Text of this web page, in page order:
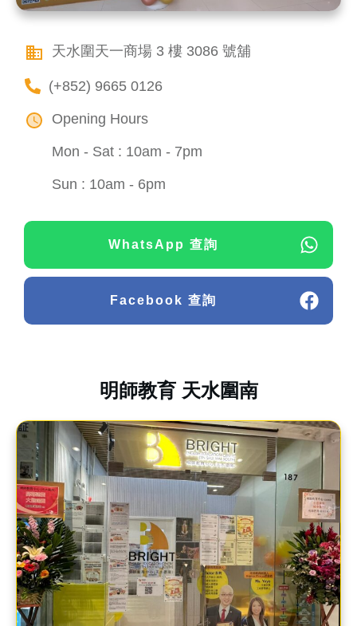
天水圍天一商場 3 樓 3086 號舖
(+852) 9665 0126
Opening Hours
Mon - Sat : 10am - 7pm
Sun : 10am - 6pm
WhatsApp 查詢
Facebook 查詢
明師教育 天水圍南